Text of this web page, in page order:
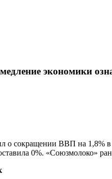
экономики
о сокращении ВВП на 1,8%
0%. «Союзмолоко»